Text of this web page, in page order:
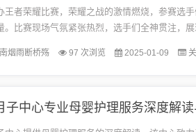
王者荣耀比赛，荣耀之战的激情燃烧，参赛选
。比赛现场气氛紧张热烈，选手们全神贯注，
这是一场荣誉之战，更是展现玩家实力和风采的
烟雨断桥殇 97 次浏览 2025-01-09
子中心专业母婴护理服务深度解